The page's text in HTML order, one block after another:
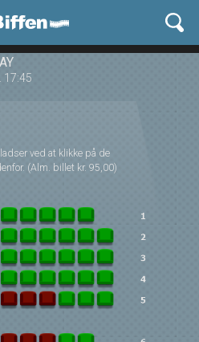
Odder
17:45
ved at klikke på de
(Alm. billet kr. 95,00)
temp 090010